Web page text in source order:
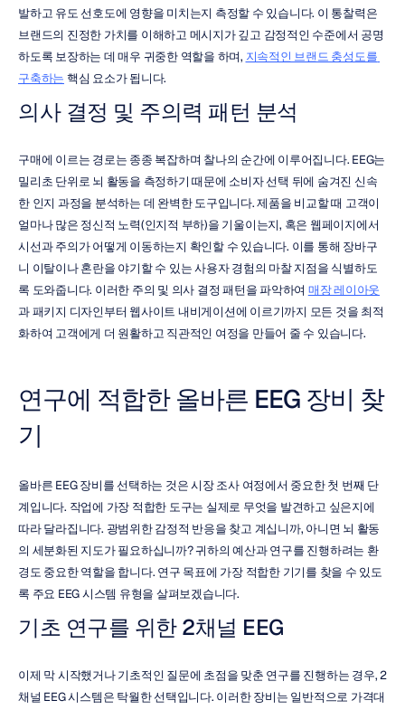
발하고 유도 선호도에 영향을 미치는지 측정할 수 있습니다. 이 통찰력은
브랜드의 진정한 가치를 이해하고 메시지가 깊고 감정적인 수준에서 공명
하도록 보장하는 데 매우 귀중한 역할을 하며, 지속적인 브랜드 충성도를
구축하는 핵심 요소가 됩니다.
의사 결정 및 주의력 패턴 분석
구매에 이르는 경로는 종종 복잡하며 찰나의 순간에 이루어집니다. EEG는
밀리초 단위로 뇌 활동을 측정하기 때문에 소비자 선택 뒤에 숨겨진 신속
한 인지 과정을 분석하는 데 완벽한 도구입니다. 제품을 비교할 때 고객이
얼마나 많은 정신적 노력(인지적 부하)을 기울이는지, 혹은 웹페이지에서
시선과 주의가 어떻게 이동하는지 확인할 수 있습니다. 이를 통해 장바구
니 이탈이나 혼란을 야기할 수 있는 사용자 경험의 마찰 지점을 식별하도
록 도와줍니다. 이러한 주의 및 의사 결정 패턴을 파악하여 매장 레이아웃
과 패키지 디자인부터 웹사이트 내비게이션에 이르기까지 모든 것을 최적
화하여 고객에게 더 원활하고 직관적인 여정을 만들어 줄 수 있습니다.
연구에 적합한 올바른 EEG 장비 찾
기
올바른 EEG 장비를 선택하는 것은 시장 조사 여정에서 중요한 첫 번째 단
계입니다. 작업에 가장 적합한 도구는 실제로 무엇을 발견하고 싶은지에
따라 달라집니다. 광범위한 감정적 반응을 찾고 계십니까, 아니면 뇌 활동
의 세분화된 지도가 필요하십니까? 귀하의 예산과 연구를 진행하려는 환
경도 중요한 역할을 합니다. 연구 목표에 가장 적합한 기기를 찾을 수 있도
록 주요 EEG 시스템 유형을 살펴보겠습니다.
기초 연구를 위한 2채널 EEG
이제 막 시작했거나 기초적인 질문에 초점을 맞춘 연구를 진행하는 경우, 2
채널 EEG 시스템은 탁월한 선택입니다. 이러한 장비는 일반적으로 가격대